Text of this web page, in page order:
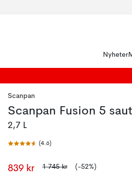
Nyheter
Scanpan
Scanpan Fusion 5
2,7 L
(4.6)
839 kr 1 745 kr (-52%)